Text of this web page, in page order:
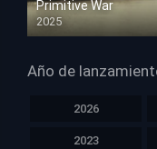
Primitive War
2025
HD 1080p
Año de
2026
2023